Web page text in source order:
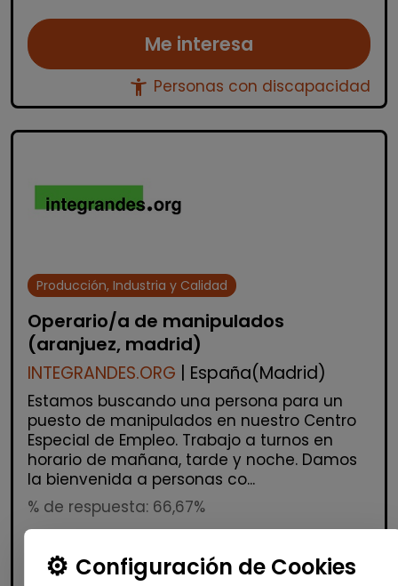
Me interesa
accessibility_new Personas con discapacidad
Producción, Industria y Calidad
Operario/a de manipulados
(aranjuez, madrid)
INTEGRANDES.ORG | España(Madrid)
Estamos buscando una persona para un
puesto de manipulados en nuestro Centro
Especial de Empleo. Trabajo a turnos en
horario de mañana, tarde y noche. Damos
la bienvenida a personas co...
% de respuesta: 66,67%
Me interesa
Configuración de Cookies